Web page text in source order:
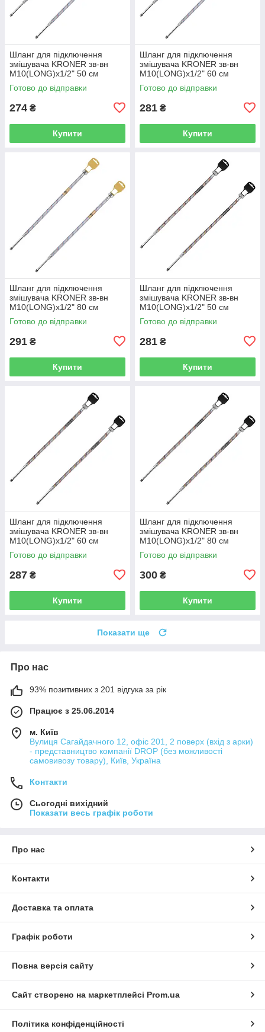
Шланг для підключення
змішувача KRONER зв-вн
M10(LONG)x1/2" 50 см
297362 CV036711
Готово до відправки
274 ₴
Купити
Шланг для підключення
змішувача KRONER зв-вн
M10(LONG)x1/2" 60 см
297363 CV036712
Готово до відправки
281 ₴
Купити
Шланг для підключення
змішувача KRONER зв-вн
M10(LONG)x1/2" 80 см
297364 CV036713
Готово до відправки
291 ₴
Купити
Шланг для підключення
змішувача KRONER зв-вн
M10(LONG)x1/2" 50 см
297365 CV036714
Готово до відправки
281 ₴
Купити
Шланг для підключення
змішувача KRONER зв-вн
M10(LONG)x1/2" 60 см
297366 CV036715
Готово до відправки
287 ₴
Купити
Шланг для підключення
змішувача KRONER зв-вн
M10(LONG)x1/2" 80 см
297367 CV036716
Готово до відправки
300 ₴
Купити
Показати ще
Про нас
93% позитивних з 201 відгука за рік
Працює з 25.06.2014
м. Київ
Вулиця Сагайдачного 12, офіс 201, 2 поверх (вхід з арки)
- представництво компанії DROP (без можливості
самовивозу товару), Київ, Україна
Контакти
Сьогодні вихідний
Показати весь графік роботи
Про нас
Контакти
Доставка та оплата
Графік роботи
Повна версія сайту
Сайт створено на маркетплейсі Prom.ua
Політика конфіденційності